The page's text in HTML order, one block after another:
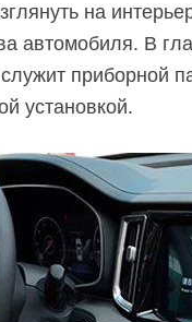
на
автомобиля. В
приборной
установкой.